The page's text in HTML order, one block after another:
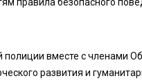
полиции вместе с членами
развития и